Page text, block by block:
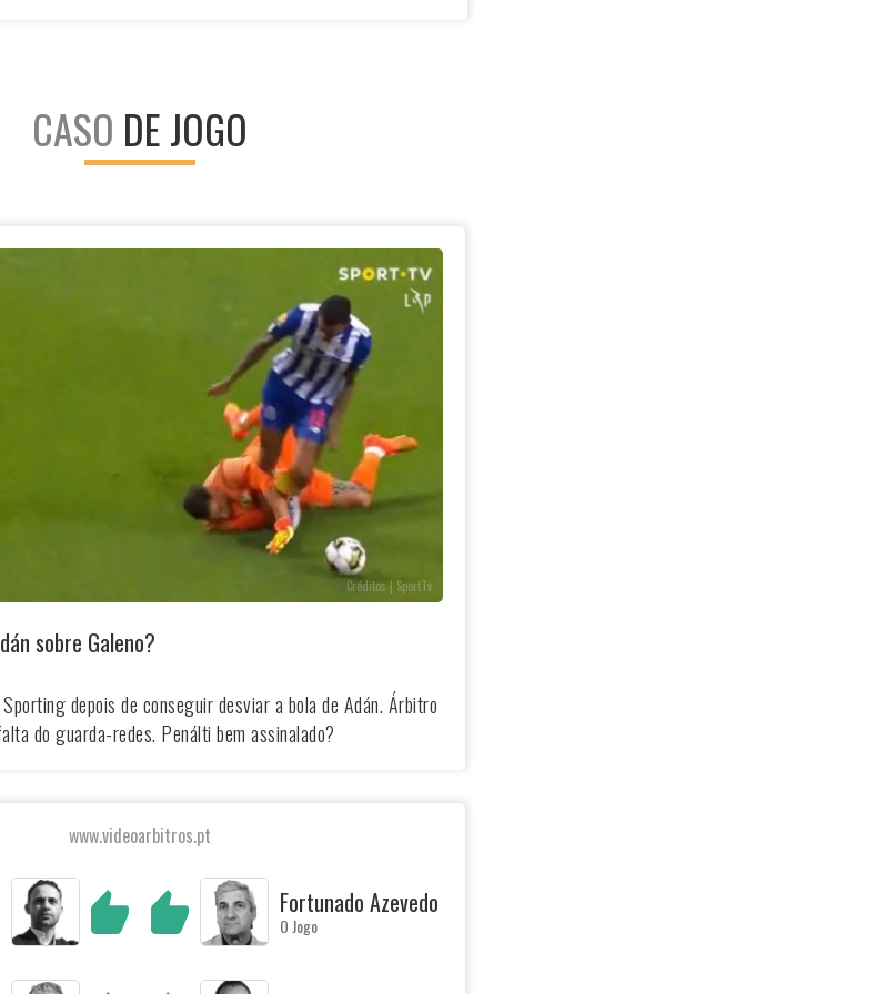
CASO DE JOGO
Créditos | SportTv
sobre Galeno?
depois de conseguir desviar a bola de Adán. Árbitro
do guarda-redes. Penálti bem assinalado?
www.videoarbitros.pt
Fortunado Azevedo
O Jogo